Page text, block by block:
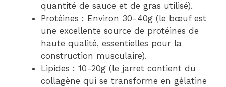
quantité de sauce et de gras utilisé).
Protéines : Environ 30-40g (le bœuf est
une excellente source de protéines de
haute qualité, essentielles pour la
construction musculaire).
Lipides : 10-20g (le jarret contient du
collagène qui se transforme en gélatine